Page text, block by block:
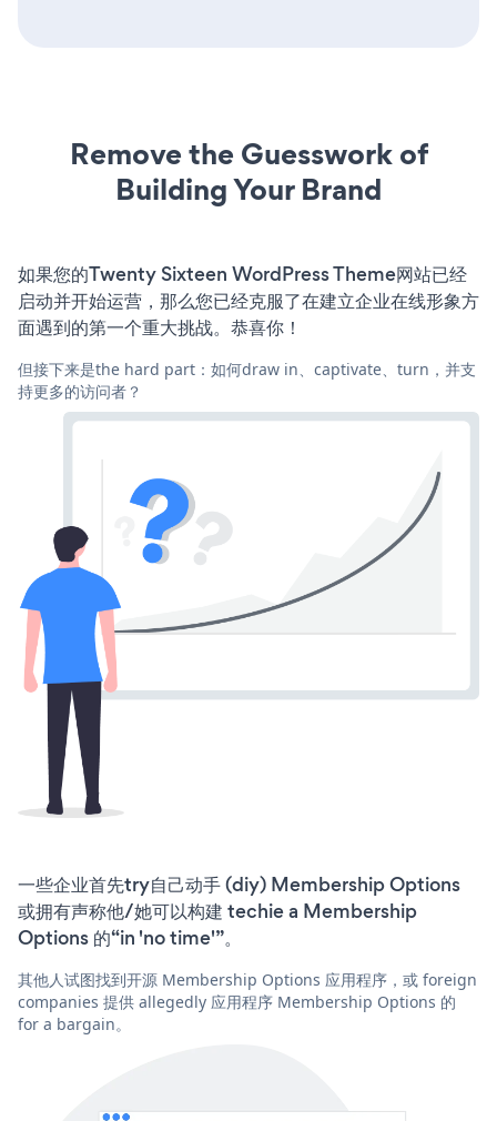
Remove the Guesswork of
Building Your Brand
如果您的Twenty Sixteen WordPress Theme网站已经
启动并开始运营，那么您已经克服了在建立企业在线形象方
面遇到的第一个重大挑战。恭喜你！
但接下来是the hard part：如何draw in、captivate、turn，并支
持更多的访问者？
一些企业首先try自己动手 (diy) Membership Options
或拥有声称他/她可以构建 techie a Membership
Options 的“in 'no time'”。
其他人试图找到开源 Membership Options 应用程序，或 foreign
companies 提供 allegedly 应用程序 Membership Options 的
for a bargain。